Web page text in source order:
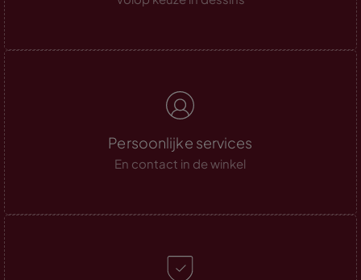
Persoonlijke services
En contact in de winkel